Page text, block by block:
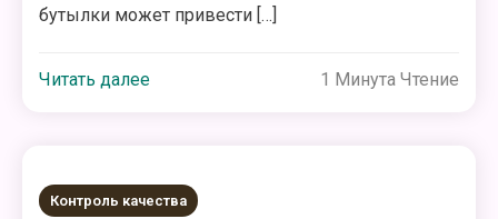
бутылки может привести […]
Читать далее 1 Минута Чтение
Контроль качества